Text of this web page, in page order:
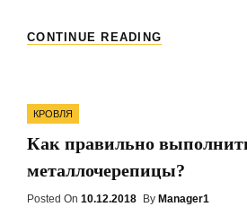
CONTINUE READING
Categories
КРОВЛЯ
Как правильно
металлочерепицы?
Posted On Posted
10.12.2018 By Manager1